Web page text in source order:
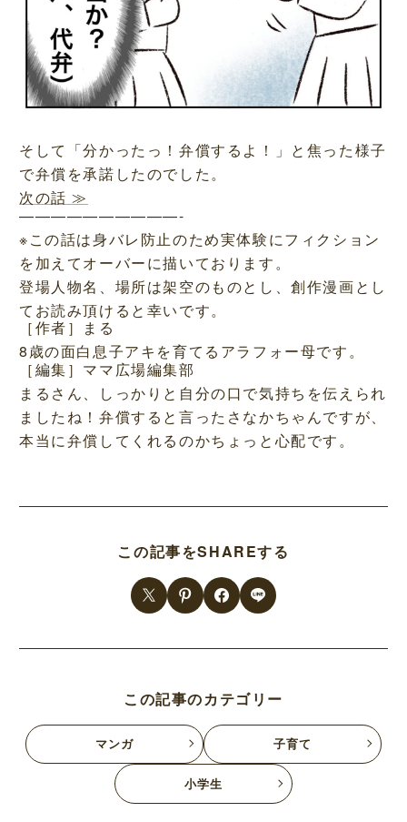
そして「分かったっ！弁償するよ！」と焦った様子
で弁償を承諾したのでした。
次の話 ≫
——————————-
※この話は身バレ防止のため実体験にフィクション
を加えてオーバーに描いております。
登場人物名、場所は架空のものとし、創作漫画とし
てお読み頂けると幸いです。
［作者］まる
8歳の面白息子アキを育てるアラフォー母です。
［編集］ママ広場編集部
まるさん、しっかりと自分の口で気持ちを伝えられ
ましたね！弁償すると言ったさなかちゃんですが、
本当に弁償してくれるのかちょっと心配です。
この記事をSHAREする
この記事のカテゴリー
マンガ 子育て
小学生